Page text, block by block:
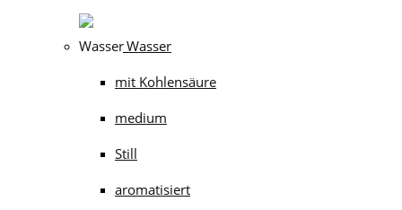
Wasser
mit Kohlensäure
medium
Still
aromatisiert